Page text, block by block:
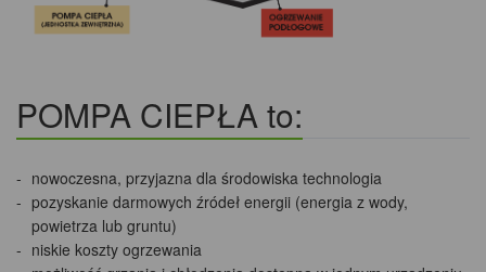
POMPA CIEPŁA to:
nowoczesna, przyjazna dla środowiska technologia
pozyskanie darmowych źródeł energii (energia z wody,
powietrza lub gruntu)
niskie koszty ogrzewania